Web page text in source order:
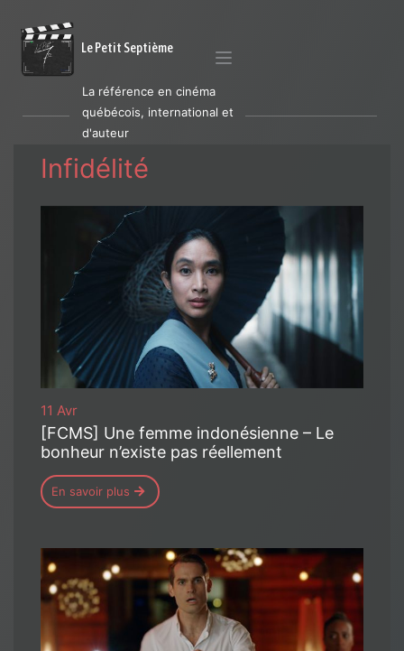
Le Petit Septième
La référence en cinéma
québécois, international et
d'auteur
Infidélité
11 Avr
[FCMS] Une femme indonésienne – Le
bonheur n’existe pas réellement
En savoir plus